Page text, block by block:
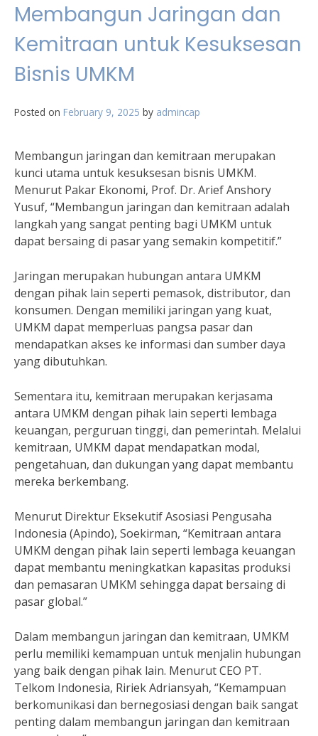
Membangun Jaringan dan
Kemitraan untuk Kesuksesan
Bisnis UMKM
Posted on February 9, 2025 by admincap
Membangun jaringan dan kemitraan merupakan
kunci utama untuk kesuksesan bisnis UMKM.
Menurut Pakar Ekonomi, Prof. Dr. Arief Anshory
Yusuf, “Membangun jaringan dan kemitraan adalah
langkah yang sangat penting bagi UMKM untuk
dapat bersaing di pasar yang semakin kompetitif.”
Jaringan merupakan hubungan antara UMKM
dengan pihak lain seperti pemasok, distributor, dan
konsumen. Dengan memiliki jaringan yang kuat,
UMKM dapat memperluas pangsa pasar dan
mendapatkan akses ke informasi dan sumber daya
yang dibutuhkan.
Sementara itu, kemitraan merupakan kerjasama
antara UMKM dengan pihak lain seperti lembaga
keuangan, perguruan tinggi, dan pemerintah. Melalui
kemitraan, UMKM dapat mendapatkan modal,
pengetahuan, dan dukungan yang dapat membantu
mereka berkembang.
Menurut Direktur Eksekutif Asosiasi Pengusaha
Indonesia (Apindo), Soekirman, “Kemitraan antara
UMKM dengan pihak lain seperti lembaga keuangan
dapat membantu meningkatkan kapasitas produksi
dan pemasaran UMKM sehingga dapat bersaing di
pasar global.”
Dalam membangun jaringan dan kemitraan, UMKM
perlu memiliki kemampuan untuk menjalin hubungan
yang baik dengan pihak lain. Menurut CEO PT.
Telkom Indonesia, Ririek Adriansyah, “Kemampuan
berkomunikasi dan bernegosiasi dengan baik sangat
penting dalam membangun jaringan dan kemitraan